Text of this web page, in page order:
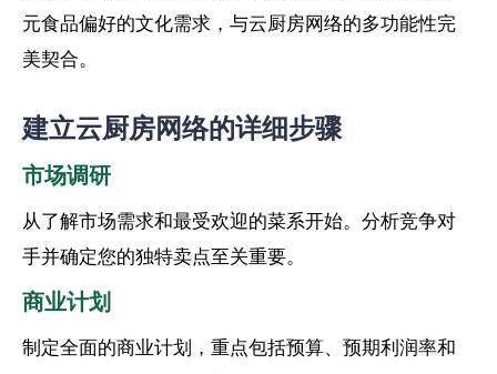
元食品偏好的文化需求，与云厨房网络的多功能性完
美契合。
建立云厨房网络的详细步骤
市场调研
从了解市场需求和最受欢迎的菜系开始。分析竞争对
手并确定您的独特卖点至关重要。
商业计划
制定全面的商业计划，重点包括预算、预期利润率和